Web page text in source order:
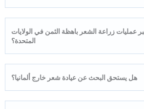
عمليات زراعة الشعر باهظة الثمن في الولايات
المتحدة؟
هل يستحق البحث عن عيادة شعر خارج ألمانيا؟